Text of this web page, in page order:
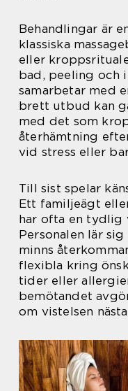
Behandlingar är
klassiska
eller
bad, peeling och
samarbetar med
brett utbud kan
med det som
återhämtning
vid stress eller
Till sist spelar
Ett familjeägt
har ofta en tydlig
Personalen lär
minns
flexibla kring
tider eller
bemötandet
om vistelsen nästa